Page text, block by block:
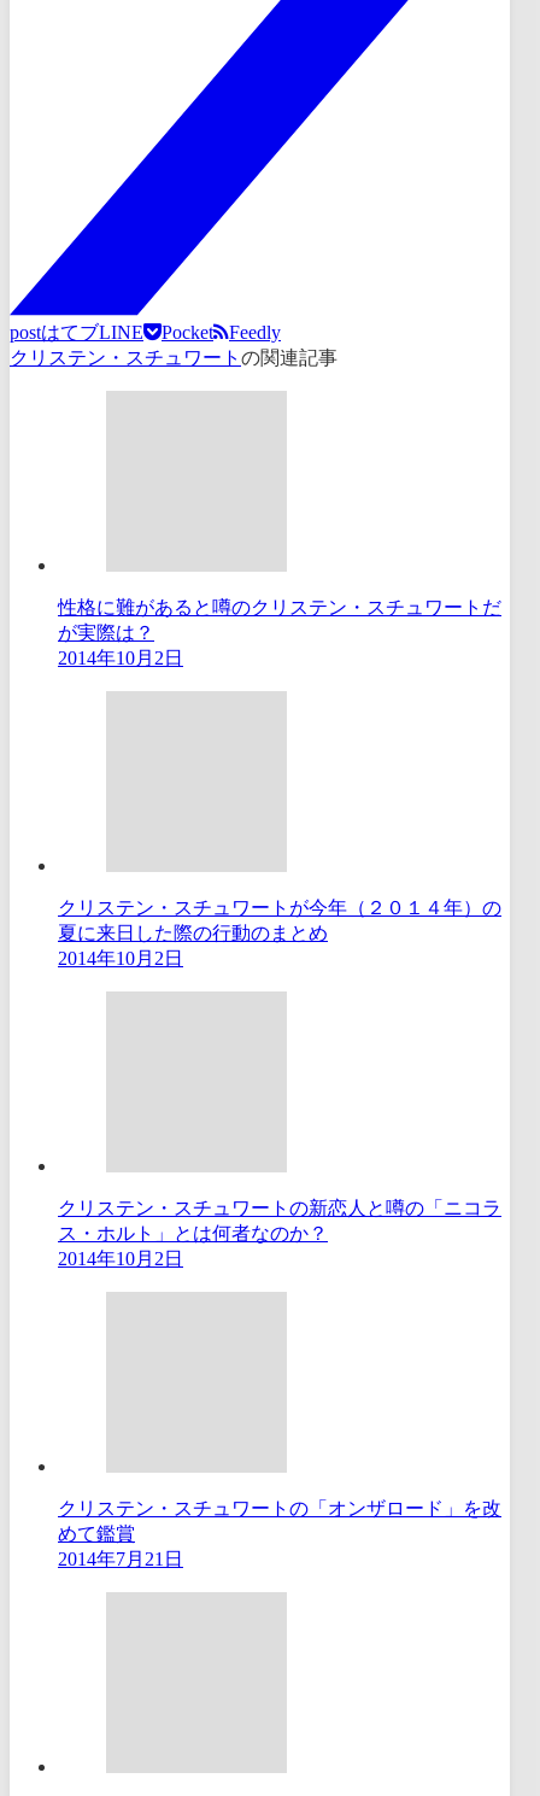
postはてブLINE Pocket
Feedly
クリステン・スチュワート の関連記事
性格に難があると噂のクリステン・スチュワートだ
が実際は？
2014年10月2日
クリステン・スチュワートが今年（２０１４年）の
夏に来日した際の行動のまとめ
2014年10月2日
クリステン・スチュワートの新恋人と噂の「ニコラ
ス・ホルト」とは何者なのか？
2014年10月2日
クリステン・スチュワートの「オンザロード」を改
めて鑑賞
2014年7月21日